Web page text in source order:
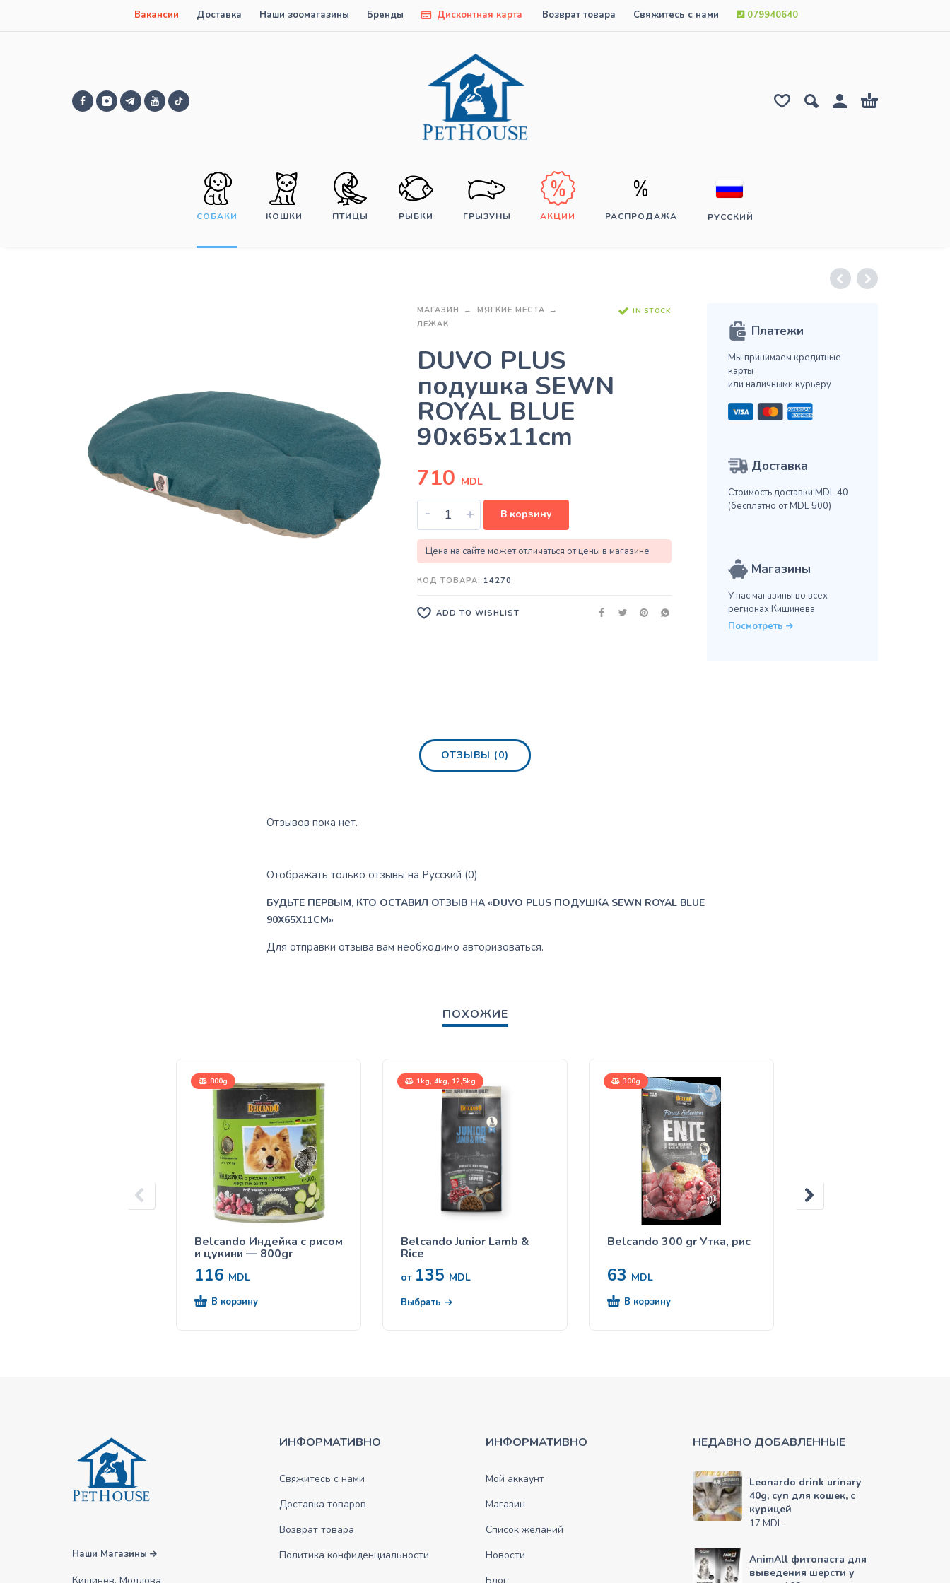
Вакансии Доставка Наши зоомагазины Бренды Дисконтная карта Возврат товара Свяжитесь с нами 079940640
СОБАКИ КОШКИ ПТИЦЫ РЫБКИ ГРЫЗУНЫ АКЦИИ РАСПРОДАЖА РУССКИЙ
МАГАЗИН
МЯГКИЕ МЕСТА
ЛЕЖАК
IN STOCK
DUVO PLUS
подушка SEWN
ROYAL BLUE
90x65x11cm
710 MDL
- + В корзину
Цена на сайте может отличаться от цены в магазине
КОД ТОВАРА: 14270
ADD TO WISHLIST
Платежи
Мы принимаем кредитные
карты
или наличными курьеру
Доставка
Стоимость доставки MDL 40
(бесплатно от MDL 500)
Магазины
У нас магазины во всех
регионах Кишинева
Посмотреть
ОТЗЫВЫ (0)
Отзывов пока нет.
Отображать только отзывы на Русский (0)
БУДЬТЕ ПЕРВЫМ, КТО ОСТАВИЛ ОТЗЫВ НА «DUVO PLUS ПОДУШКА SEWN ROYAL BLUE
90X65X11CM»
Для отправки отзыва вам необходимо авторизоваться.
ПОХОЖИЕ
800g
Belcando Индейка с рисом
и цукини — 800gr
116 MDL
В корзину
1kg, 4kg, 12,5kg
Belcando Junior Lamb &
Rice
от 135 MDL
Выбрать
300g
Belcando 300 gr Утка, рис
63 MDL
В корзину
Наши Магазины
ИНФОРМАТИВНО
Свяжитесь с нами
Доставка товаров
Возврат товара
Политика конфиденциальности
ИНФОРМАТИВНО
Мой аккаунт
Магазин
Список желаний
Новости
НЕДАВНО ДОБАВЛЕННЫЕ
Leonardo drink urinary
40g, суп для кошек, с
курицей
17 MDL
AnimAll фитопаста для
выведения шерсти у